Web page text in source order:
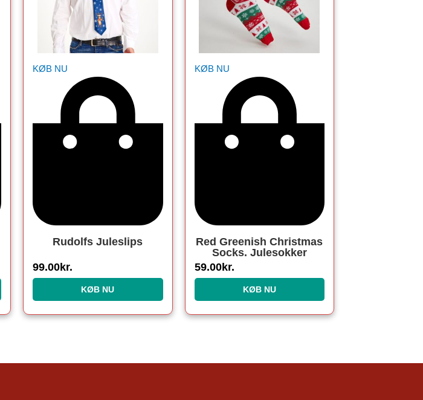
KØB NU
Rudolfs Juleslips
99.00kr.
KØB NU
KØB NU
Red Greenish Christmas
Socks. Julesokker
59.00kr.
KØB NU